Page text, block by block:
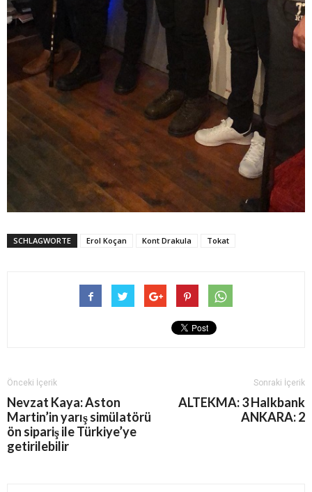
SCHLAGWORTE Erol Koçan Kont Drakula Tokat
Önceki İçerik
Nevzat Kaya: Aston
Martin’in yarış simülatörü
ön sipariş ile Türkiye’ye
getirilebilir
Sonraki İçerik
ALTEKMA: 3 Halkbank
ANKARA: 2